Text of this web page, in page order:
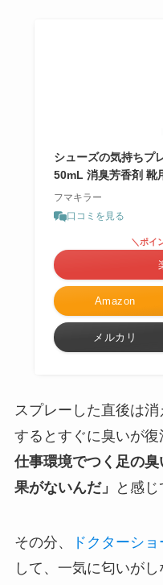
シューズの気持ちプ
50mL 消臭芳香剤 靴
フマキラー
口コミを見る
Amazon
＼ポイ
メルカリ
スプレーした直後は
するとすぐに臭いが復
仕事環境でつく足の
果がないんだ」
と感じ
その分、 ドクターシ
して、一気に匂いが